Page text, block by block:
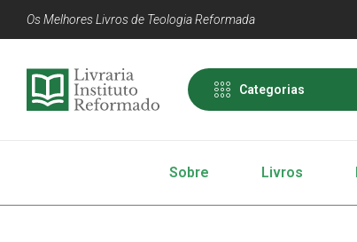
Os Melhores Livros de Teologia Reformada
Categorias
Sobre Livros